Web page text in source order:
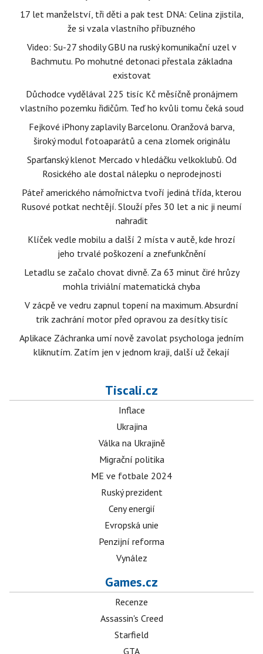
17 let manželství, tři děti a pak test DNA: Celina zjistila,
že si vzala vlastního příbuzného
Video: Su-27 shodily GBU na ruský komunikační uzel v
Bachmutu. Po mohutné detonaci přestala základna
existovat
Důchodce vydělával 225 tisíc Kč měsíčně pronájmem
vlastního pozemku řidičům. Teď ho kvůli tomu čeká soud
Fejkové iPhony zaplavily Barcelonu. Oranžová barva,
široký modul fotoaparátů a cena zlomek originálu
Sparťanský klenot Mercado v hledáčku velkoklubů. Od
Rosického ale dostal nálepku o neprodejnosti
Páteř amerického námořnictva tvoří jediná třída, kterou
Rusové potkat nechtějí. Slouží přes 30 let a nic ji neumí
nahradit
Klíček vedle mobilu a další 2 místa v autě, kde hrozí
jeho trvalé poškození a znefunkčnění
Letadlu se začalo chovat divně. Za 63 minut čiré hrůzy
mohla triviální matematická chyba
V zácpě ve vedru zapnul topení na maximum. Absurdní
trik zachrání motor před opravou za desítky tisíc
Aplikace Záchranka umí nově zavolat psychologa jedním
kliknutím. Zatím jen v jednom kraji, další už čekají
Tiscali.cz
Inflace
Ukrajina
Válka na Ukrajině
Migrační politika
ME ve fotbale 2024
Ruský prezident
Ceny energií
Evropská unie
Penzijní reforma
Vynález
Games.cz
Recenze
Assassin's Creed
Starfield
GTA